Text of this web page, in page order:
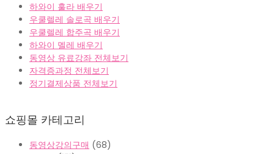
하와이 훌라 배우기
우쿨렐레 솔로곡 배우기
우쿨렐레 합주곡 배우기
하와이 멜레 배우기
동영상 유료강좌 전체보기
자격증과정 전체보기
정기결제상품 전체보기
쇼핑몰 카테고리
동영상강의구매 (68)